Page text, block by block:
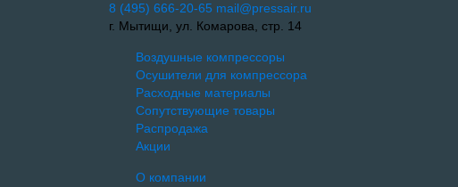
8 (495) 666-20-65 mail@pressair.ru
г. Мытищи, ул. Комарова, стр. 14
Воздушные компрессоры
Осушители для компрессора
Расходные материалы
Сопутствующие товары
Распродажа
Акции
О компании